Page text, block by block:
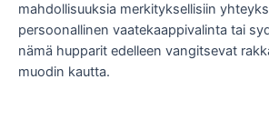
mahdollisuuksia merkityksellisiin
persoonallinen vaatekaappivalinta tai
nämä hupparit edelleen vangitsevat
muodin kautta.